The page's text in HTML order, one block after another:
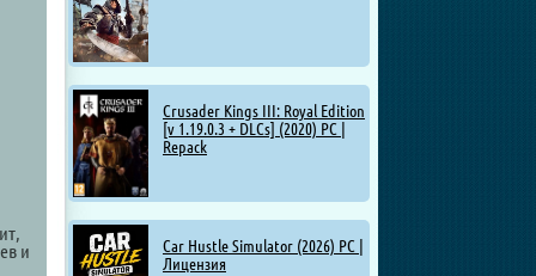
Crusader Kings III: Royal Edition
[v 1.19.0.3 + DLCs] (2020) PC |
Repack
Car Hustle Simulator (2026) PC |
Лицензия
и